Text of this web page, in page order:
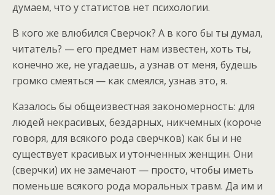
думаем, что у статистов нет психологии.
В кого же влюбился Сверчок? А в кого бы ты думал,
читатель? — его предмет нам известен, хоть ты,
конечно же, не угадаешь, а узнав от меня, будешь
громко смеяться — как смеялся, узнав это, я.
Казалось бы общеизвестная закономерность: для
людей некрасивых, бездарных, никчемных (короче
говоря, для всякого рода сверчков) как бы и не
существует красивых и утонченных женщин. Они
(сверчки) их не замечают — просто, чтобы иметь
поменьше всякого рода моральных травм. Да им и